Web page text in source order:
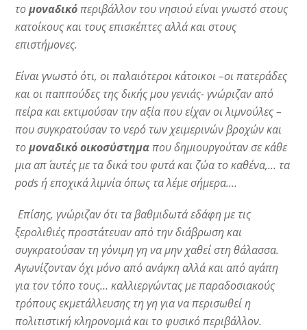
τομοναδικό περιβάλλον του νησιού είναι γνωστό στους
κατοίκους και τους επισκέπτες αλλά και στους
επιστήμονες.
Είναι γνωστό ότι, οι παλαιότεροι κάτοικοι –οι πατεράδες
και οι παππούδες της δικής μου γενιάς- γνώριζαν από
πείρα και εκτιμούσαν την αξία που είχαν οι λιμνούλες –
που συγκρατούσαν το νερό των χειμερινών βροχών και
τομοναδικό οικοσύστημα που δημιουργούταν σε κάθε
μια απ΄ αυτές με τα δικά του φυτά και ζώα το καθένα,… τα
pods ή εποχικά λιμνία όπως τα λέμε σήμερα.…
Επίσης, γνώριζαν ότι τα βαθμιδωτά εδάφη με τις
ξερολιθιές προστάτευαν από την διάβρωση και
συγκρατούσαν τη γόνιμη γη να μην χαθεί στη θάλασσα.
Αγωνίζονταν όχι μόνο από ανάγκη αλλά και από αγάπη
για τον τόπο τους… καλλιεργώντας με παραδοσιακούς
τρόπους εκμετάλλευσης τη γη για να περισωθεί η
πολιτιστική κληρονομιά και το φυσικό περιβάλλον.